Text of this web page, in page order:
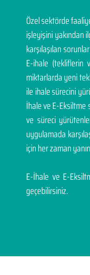
Özel sektörde
işleyişini yakından
karşılaşılan
E-ihale (tekliflerin
miktarlarda yeni
ile ihale sürecini
İhale ve E-
ve süreci
uygulamada
için her zaman
E-İhale ve E-
geçebilirsiniz.